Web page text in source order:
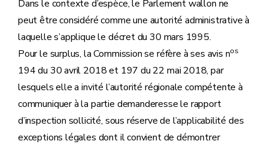
Dans le contexte d’espèce, le Parlement wallon ne
peut être considéré comme une autorité administrative à
laquelle s’applique le décret du 30 mars 1995.
Pour le surplus, la Commission se réfère à ses avis nos
194 du 30 avril 2018 et 197 du 22 mai 2018, par
lesquels elle a invité l’autorité régionale compétente à
communiquer à la partie demanderesse le rapport
d’inspection sollicité, sous réserve de l’applicabilité des
exceptions légales dont il convient de démontrer